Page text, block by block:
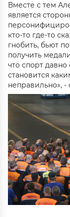
Вместе с тем
является
кто-то где-то
гнобить, бьют
получить
что спорт
становится
неправильно», -